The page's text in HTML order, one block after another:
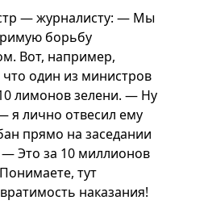
— журналисту: — Мы
борьбу
Вот, например,
что один из министров
лимонов зелени. — Ну
я лично отвесил ему
прямо на заседании
— Это за 10 миллионов
тут
наказания!